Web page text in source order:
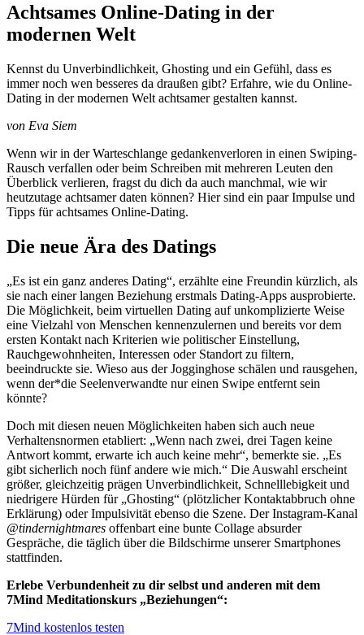
Achtsames Online-Dating in der
modernen Welt
Kennst du Unverbindlichkeit, Ghosting und ein Gefühl, dass es
immer noch wen besseres da draußen gibt? Erfahre, wie du Online-
Dating in der modernen Welt achtsamer gestalten kannst.
von Eva Siem
Wenn wir in der Warteschlange gedankenverloren in einen Swiping-
Rausch verfallen oder beim Schreiben mit mehreren Leuten den
Überblick verlieren, fragst du dich da auch manchmal, wie wir
heutzutage achtsamer daten können? Hier sind ein paar Impulse und
Tipps für achtsames Online-Dating.
Die neue Ära des Datings
„Es ist ein ganz anderes Dating“, erzählte eine Freundin kürzlich, als
sie nach einer langen Beziehung erstmals Dating-Apps ausprobierte.
Die Möglichkeit, beim virtuellen Dating auf unkomplizierte Weise
eine Vielzahl von Menschen kennenzulernen und bereits vor dem
ersten Kontakt nach Kriterien wie politischer Einstellung,
Rauchgewohnheiten, Interessen oder Standort zu filtern,
beeindruckte sie. Wieso aus der Jogginghose schälen und rausgehen,
wenn der*die Seelenverwandte nur einen Swipe entfernt sein
könnte?
Doch mit diesen neuen Möglichkeiten haben sich auch neue
Verhaltensnormen etabliert: „Wenn nach zwei, drei Tagen keine
Antwort kommt, erwarte ich auch keine mehr“, bemerkte sie. „Es
gibt sicherlich noch fünf andere wie mich.“ Die Auswahl erscheint
größer, gleichzeitig prägen Unverbindlichkeit, Schnelllebigkeit und
niedrigere Hürden für „Ghosting“ (plötzlicher Kontaktabbruch ohne
Erklärung) oder Impulsivität ebenso die Szene. Der Instagram-Kanal
@tindernightmares offenbart eine bunte Collage absurder
Gespräche, die täglich über die Bildschirme unserer Smartphones
stattfinden.
Erlebe Verbundenheit zu dir selbst und anderen mit dem
7Mind Meditationskurs „Beziehungen“:
7Mind kostenlos testen